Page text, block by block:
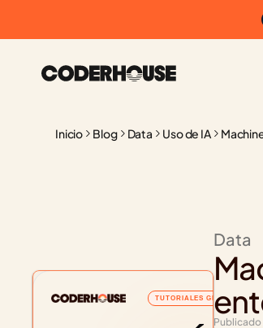
Inicio Blog Data Uso de IA
TUTORIALES GRATUITOS
Data
Publicado